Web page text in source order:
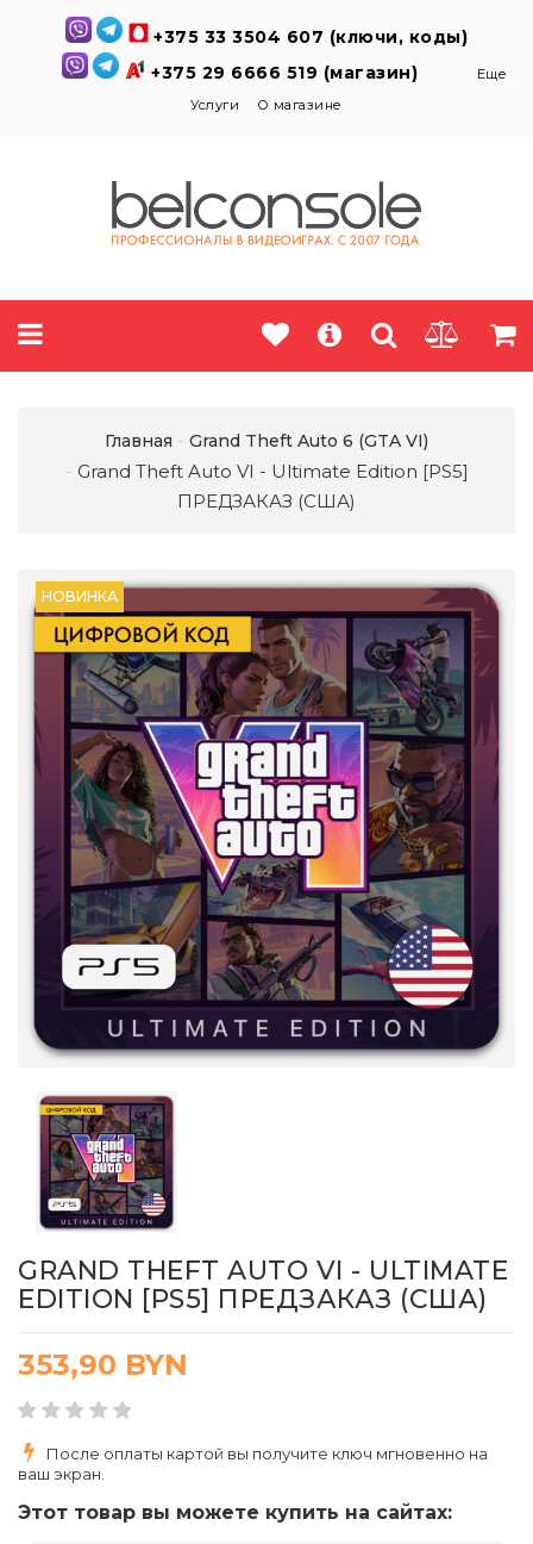
+375 33 3504 607 (ключи, коды)
+375 29 6666 519 (магазин)
Еще
Услуги
О магазине
Главная Grand Theft Auto 6 (GTA VI)
Grand Theft Auto VI - Ultimate Edition [PS5]
ПРЕДЗАКАЗ (США)
НОВИНКА
GRAND THEFT AUTO VI - ULTIMATE
EDITION [PS5] ПРЕДЗАКАЗ (США)
353,90 BYN
После оплаты картой вы получите ключ мгновенно на
ваш экран.
Этот товар вы можете купить на сайтах: